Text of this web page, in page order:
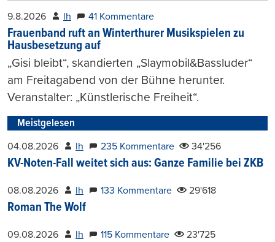
9.8.2026 lh 41 Kommentare
Frauenband ruft an Winterthurer Musikspielen zu
Hausbesetzung auf
„Gisi bleibt“, skandierten „Slaymobil&Bassluder“
am Freitagabend von der Bühne herunter.
Veranstalter: „Künstlerische Freiheit“.
Meistgelesen
04.08.2026 lh 235 Kommentare 34'256
KV-Noten-Fall weitet sich aus: Ganze Familie bei ZKB
08.08.2026 lh 133 Kommentare 29'618
Roman The Wolf
09.08.2026 lh 115 Kommentare 23'725